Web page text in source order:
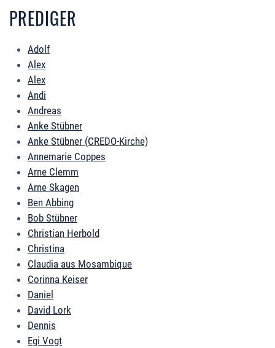
PREDIGER
Adolf
Alex
Alex
Andi
Andreas
Anke Stübner
Anke Stübner (CREDO-Kirche)
Annemarie Coppes
Arne Clemm
Arne Skagen
Ben Abbing
Bob Stübner
Christian Herbold
Christina
Claudia aus Mosambique
Corinna Keiser
Daniel
David Lork
Dennis
Egi Vogt